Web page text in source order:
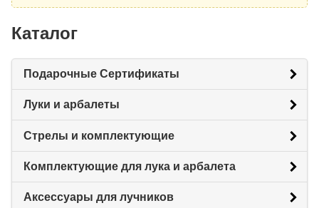
Каталог
Подарочные Сертификаты
Луки и арбалеты
Стрелы и комплектующие
Комплектующие для лука и арбалета
Аксессуары для лучников